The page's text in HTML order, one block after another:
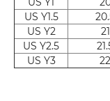
US Y1.5
US Y2
21
US Y2.5
US Y3
22